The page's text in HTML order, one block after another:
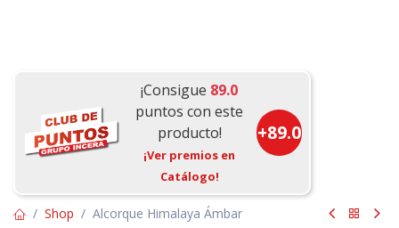
¡Consigue 89.0
puntos con este
producto!
¡Ver premios en
Catálogo!
+89.0
Shop Alcorque Himalaya Ámbar